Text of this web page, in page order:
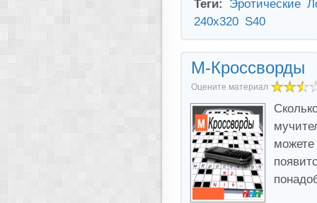
Теги: Эротические
240x320 S40
М-Кроссворды
Оцените материал